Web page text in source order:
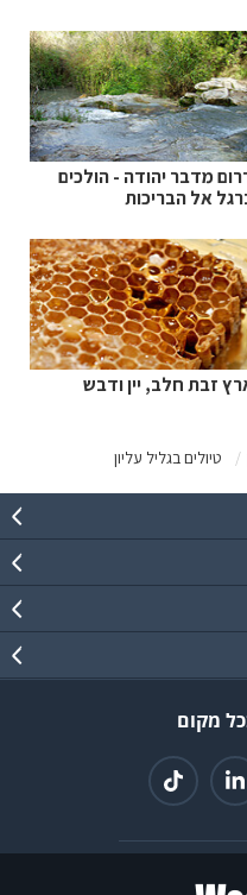
טיולים בגליל עליון
מדבר יהודה - הולכים
אל הבריכות
זבת חלב, יין ודבש
מקום